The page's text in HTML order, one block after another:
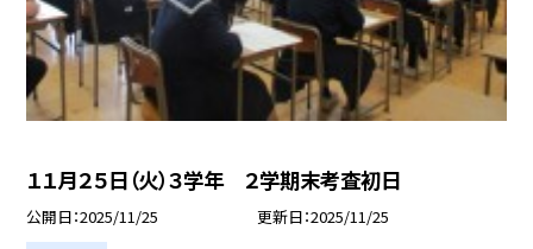
１１月２５日（火）３学年 ２学期末考査初日
公開日 2025/11/25 更新日 2025/11/25